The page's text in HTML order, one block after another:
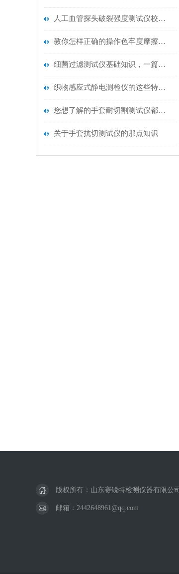
人工血管探头破裂强度测试仪校准规范：精准赋能医疗安全的技术基准
教你怎样正确的操作色牢度摩擦测试机
细菌过滤测试仪基础知识，一篇搞定
织物感应式静电测检仪的这些特点很少有人都知道
您想了解的手套耐切割测试仪都在这里了
关于手套抗切测试仪的那点知识
版权所有：山东赛锐特检测仪器有限公司
邮箱：2442648961@qq.com